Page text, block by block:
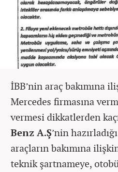
İBB’nin araç bakımına
Mercedes firmasına
vermesi dikkatlerden
Benz A.Ş’nin
araçların bakımına
teknik şartnameye,